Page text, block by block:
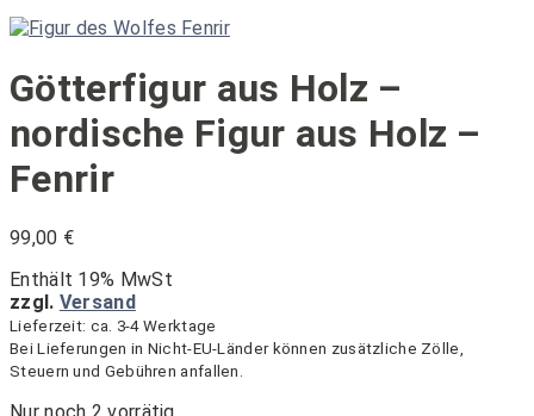
Götterfigur aus Holz –
nordische Figur aus Holz –
Fenrir
99,00 €
Enthält 19% MwSt
zzgl. Versand
Lieferzeit: ca. 3-4 Werktage
Bei Lieferungen in Nicht-EU-Länder können zusätzliche Zölle,
Steuern und Gebühren anfallen.